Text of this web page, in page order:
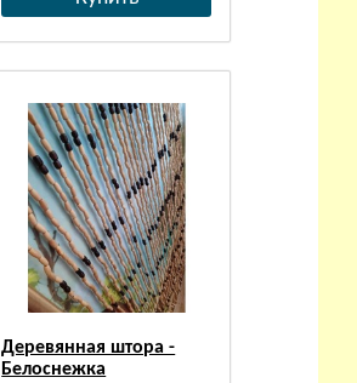
Деревянная штора -
Белоснежка